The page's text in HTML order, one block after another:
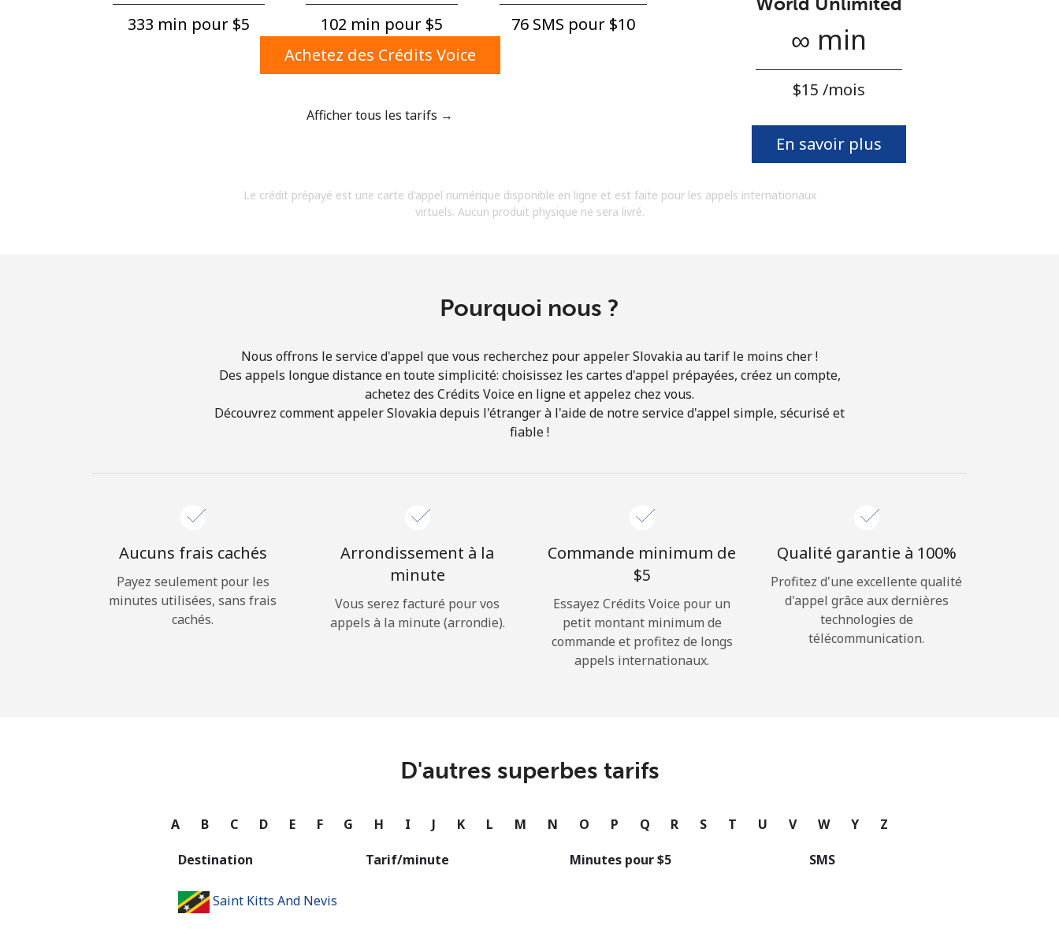
Un numéro
Un caractère spécial
En créant un compte sur ce site, j'accepte les
Bonjour!
Rappel du mot de passe →
333 min pour ⁦$5⁩ 102 min pour ⁦$5⁩
76 SMS pour ⁦$10⁩
Achetez des Crédits Voice
Afficher tous les tarifs →
∞ min
⁦$15⁩ /mois
En savoir plus
Le crédit prépayé est une carte d'appel numérique disponible en ligne et est faite pour les appels internationaux
virtuels. Aucun produit physique ne sera livré.
Pourquoi nous ?
Nous offrons le service d'appel que vous recherchez pour appeler Slovakia au tarif le moins cher !
Des appels longue distance en toute simplicité: choisissez les cartes d'appel prépayées, créez un compte,
achetez des Crédits Voice en ligne et appelez chez vous.
Découvrez comment appeler Slovakia depuis l'étranger à l'aide de notre service d'appel simple, sécurisé et
fiable !
Aucuns frais cachés
Payez seulement pour les
minutes utilisées, sans frais
cachés.
Arrondissement à la
minute
Vous serez facturé pour vos
appels à la minute (arrondie).
Commande minimum de
⁦$5⁩
Essayez Crédits Voice pour un
petit montant minimum de
commande et profitez de longs
appels internationaux.
Qualité garantie à 100%
Profitez d'une excellente qualité
d'appel grâce aux dernières
technologies de
télécommunication.
D'autres superbes tarifs
A B C D E F G H I J K L M N O P Q R S T U V W Y Z
Destination Tarif/minute Minutes pour ⁦$5⁩ SMS
Saint Kitts And Nevis